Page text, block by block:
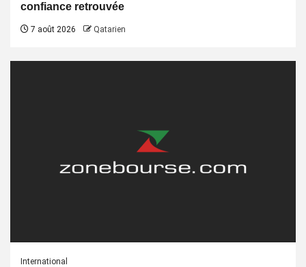
confiance retrouvée
7 août 2026 Qatarien
International